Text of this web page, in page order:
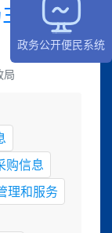
政务公开便民系统
动公
局
购信息
理和服务